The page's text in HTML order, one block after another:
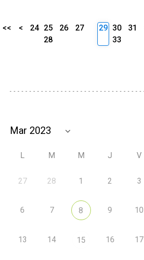
<< < 24 25 26
27
28
29 30 31
33
L M M J V
27 28 1 2 3
6 7 8 9 10
13 14 15 16 17